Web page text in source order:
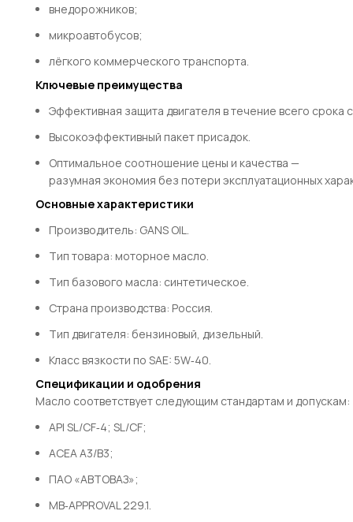
внедорожников;
микроавтобусов;
лёгкого коммерческого транспорта.
Ключевые преимущества
Эффективная защита двигателя втечение всего срока
Высокоэффективный пакетприсадок.
Оптимальное соотношение цены и качества —
разумная экономия без потери эксплуатационных
Основныехарактеристики
Производитель: GANSOIL.
Тип товара: моторное масло.
Тип базового масла: синтетическое.
Страна производства: Россия.
Тип двигателя: бензиновый, дизельный.
Классвязкости по SAE: 5W‑40.
Спецификации и одобрения
Масло соответствует следующим стандартам и допускам:
API SL/CF‑4; SL/CF;
ACEAA3/B3;
ПАО«АВТОВАЗ»;
MB‑APPROVAL229.1.